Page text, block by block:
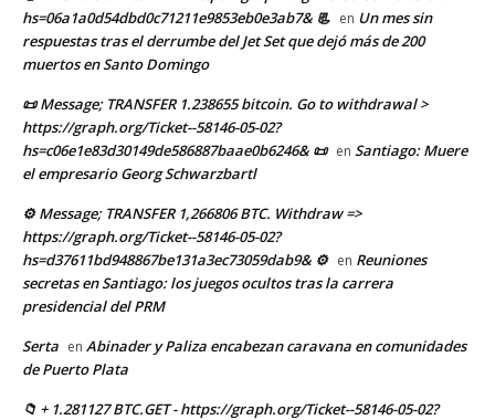
hs=06a1a0d54dbd0c71211e9853eb0e3ab7& 📃 en Un mes sin
respuestas tras el derrumbe del Jet Set que dejó más de 200
muertos en Santo Domingo
📜 Message; TRANSFER 1.238655 bitcoin. Go to withdrawal >
https://graph.org/Ticket--58146-05-02?
hs=c06e1e83d30149de586887baae0b6246& 📜 en Santiago: Muere
el empresario Georg Schwarzbartl
⚙ Message; TRANSFER 1,266806 BTC. Withdraw =>
https://graph.org/Ticket--58146-05-02?
hs=d37611bd948867be131a3ec73059dab9& ⚙ en Reuniones
secretas en Santiago: los juegos ocultos tras la carrera
presidencial del PRM
Serta en Abinader y Paliza encabezan caravana en comunidades
de Puerto Plata
📁 + 1.281127 BTC.GET - https://graph.org/Ticket--58146-05-02?